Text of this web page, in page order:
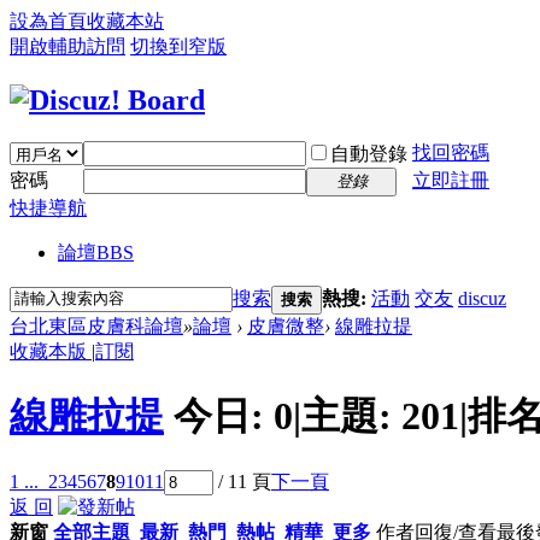
設為首頁收藏本站
開啟輔助訪問 切換到窄版
自動登錄 找回密碼
密碼
登錄
立即註冊
快捷導航
論壇BBS
搜索 搜索 熱搜: 活動 交友 discuz
台北東區皮膚科論壇»論壇 › 皮膚微整› 線雕拉提
收藏本版 |訂閱
線雕拉提 今日: 0|主題: 201|排
1 ... 234567891011 / 11 頁下一頁
返 回
新窗 全部主題 最新 熱門 熱帖 精華 更多 作者回復/查看最後